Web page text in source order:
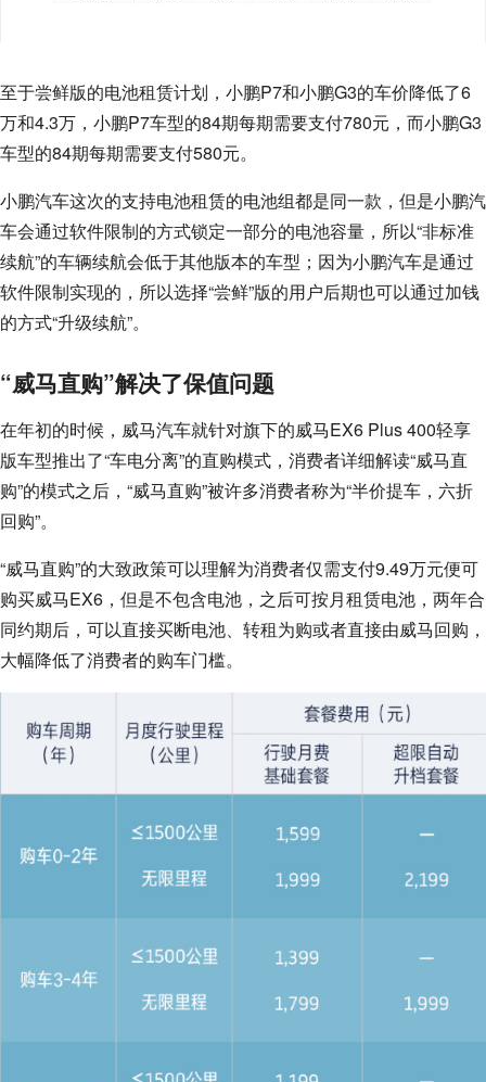
至于尝鲜版的电池租赁计划，小鹏P7和小鹏G3的车价降低了6
万和4.3万，小鹏P7车型的84期每期需要支付780元，而小鹏G3
车型的84期每期需要支付580元。
小鹏汽车这次的支持电池租赁的电池组都是同一款，但是小鹏汽
车会通过软件限制的方式锁定一部分的电池容量，所以“非标准
续航”的车辆续航会低于其他版本的车型；因为小鹏汽车是通过
软件限制实现的，所以选择“尝鲜”版的用户后期也可以通过加钱
的方式“升级续航”。
“威马直购”解决了保值问题
在年初的时候，威马汽车就针对旗下的威马EX6 Plus 400轻享
版车型推出了“车电分离”的直购模式，消费者详细解读“威马直
购”的模式之后，“威马直购”被许多消费者称为“半价提车，六折
回购”。
“威马直购”的大致政策可以理解为消费者仅需支付9.49万元便可
购买威马EX6，但是不包含电池，之后可按月租赁电池，两年合
同约期后，可以直接买断电池、转租为购或者直接由威马回购，
大幅降低了消费者的购车门槛。